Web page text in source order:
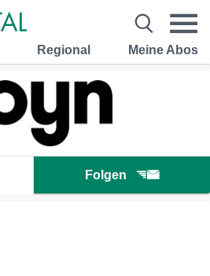
Regional Meine Abos
Folgen